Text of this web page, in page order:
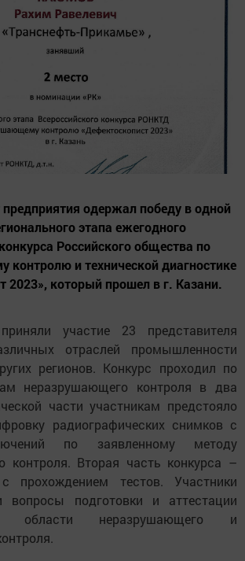
одержал победу в одной
этапа ежегодного
Российского общества по
и технической диагностике
2023», который прошел в г. Казани.
участие 23 представителя
отраслей промышленности
регионов. Конкурс проходил по
неразрушающего контроля в два
части участникам предстояло
радиографических снимков с
по заявленному методу
контроля. Вторая часть конкурса –
с прохождением тестов. Участники
вопросы подготовки и аттестации
области неразрушающего и